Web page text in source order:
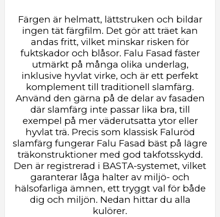
Färgen är helmatt, lättstruken och bildar
ingen tät färgfilm. Det gör att träet kan
andas fritt, vilket minskar risken för
fuktskador och blåsor. Falu Fasad fäster
utmärkt på många olika underlag,
inklusive hyvlat virke, och är ett perfekt
komplement till traditionell slamfärg.
Använd den gärna på de delar av fasaden
där slamfärg inte passar lika bra, till
exempel på mer väderutsatta ytor eller
hyvlat trä. Precis som klassisk Faluröd
slamfärg fungerar Falu Fasad bäst på lägre
träkonstruktioner med god takfotsskydd.
Den är registrerad i BASTA-systemet, vilket
garanterar låga halter av miljö- och
hälsofarliga ämnen, ett tryggt val för både
dig och miljön. Nedan hittar du alla
kulörer.